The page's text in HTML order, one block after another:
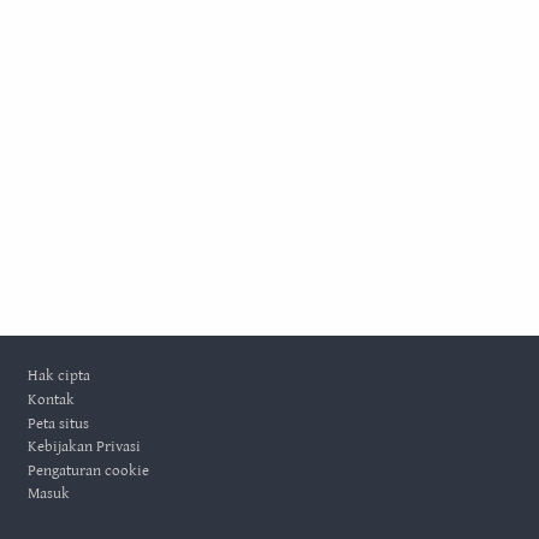
Footer
Hak cipta
Kontak
Peta situs
Kebijakan Privasi
Pengaturan cookie
Masuk